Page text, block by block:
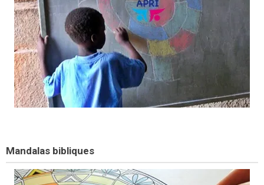
Mandalas bibliques